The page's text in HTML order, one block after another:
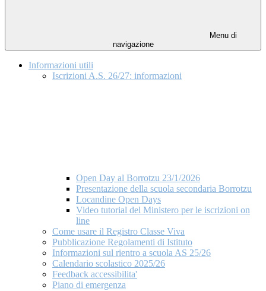
Menu di
navigazione
Informazioni utili
Iscrizioni A.S. 26/27: informazioni
Open Day al Borrotzu 23/1/2026
Presentazione della scuola secondaria Borrotzu
Locandine Open Days
Video tutorial del Ministero per le iscrizioni on
line
Come usare il Registro Classe Viva
Pubblicazione Regolamenti di Istituto
Informazioni sul rientro a scuola AS 25/26
Calendario scolastico 2025/26
Feedback accessibilita'
Piano di emergenza